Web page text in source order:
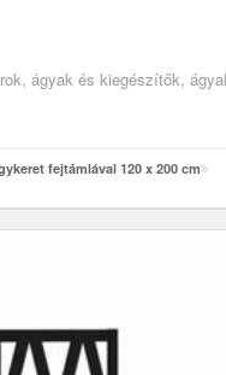
ágyak és kiegészítők,
fejtámlával 120 x 200 cm